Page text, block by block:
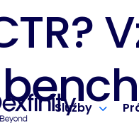
Služby